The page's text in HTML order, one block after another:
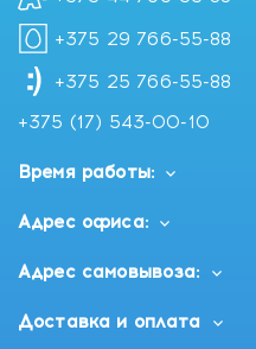
+375 29 766-55-88
+375 25 766-55-88
+375 (17) 543-00-10
Время работы:
Адрес офиса:
Адрес самовывоза:
Доставка и оплата